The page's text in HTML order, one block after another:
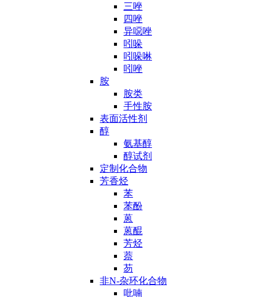
三唑
四唑
异噁唑
吲哚
吲哚啉
吲唑
胺
胺类
手性胺
表面活性剂
醇
氨基醇
醇试剂
定制化合物
芳香烃
苯
苯酚
蒽
蒽醌
芳烃
萘
芴
非N-杂环化合物
吡喃